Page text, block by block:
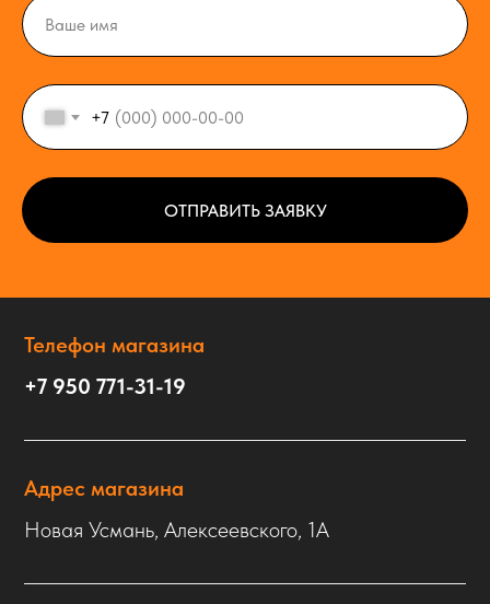
+7
ОТПРАВИТЬ ЗАЯВКУ
Телефон магазина
+7 950 771-31-19
Адрес магазина
Новая Усмань, Алексеевского, 1А